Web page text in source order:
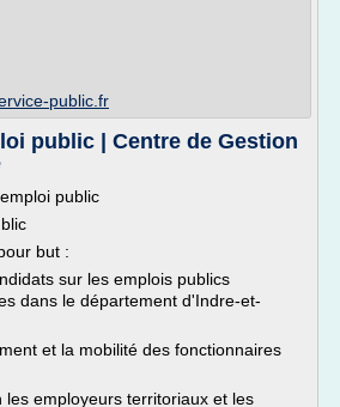
public.fr
public | Centre de Gestion
public
but :
sur les emplois publics
dans le département d'Indre-et-
et la mobilité des fonctionnaires
employeurs territoriaux et les